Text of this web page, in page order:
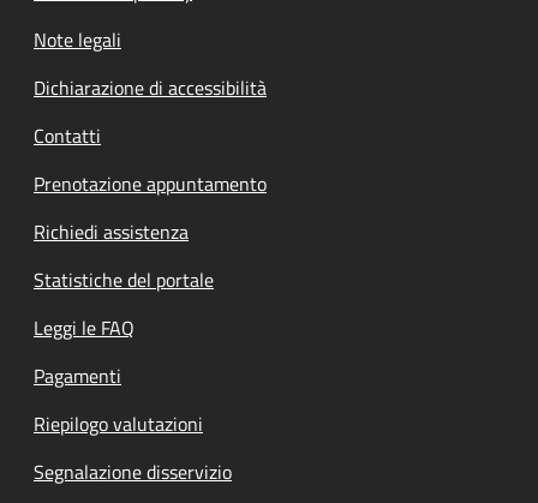
Note legali
Dichiarazione di accessibilità
Contatti
Prenotazione appuntamento
Richiedi assistenza
Statistiche del portale
Leggi le FAQ
Pagamenti
Riepilogo valutazioni
Segnalazione disservizio